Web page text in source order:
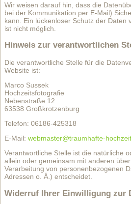
Wir weisen darauf hin, dass die
bei der Kommunikation per E-Mail)
kann. Ein lückenloser Schutz der Daten
ist nicht möglich.
Hinweis zur verantwortlichen
Die verantwortliche Stelle für die
Website ist:
Marco Sussek
Hochzeitsfotografie
Nebenstraße 12
63538 Großkrotzenburg
Telefon: 06186-425318
E-Mail:webmaster@traumhafte-
Verantwortliche Stelle ist die natürliche
allein oder gemeinsam mit anderen
Verarbeitung von personenbezogenen
Adressen o. Ä.) entscheidet.
Widerruf Ihrer Einwilligung zur